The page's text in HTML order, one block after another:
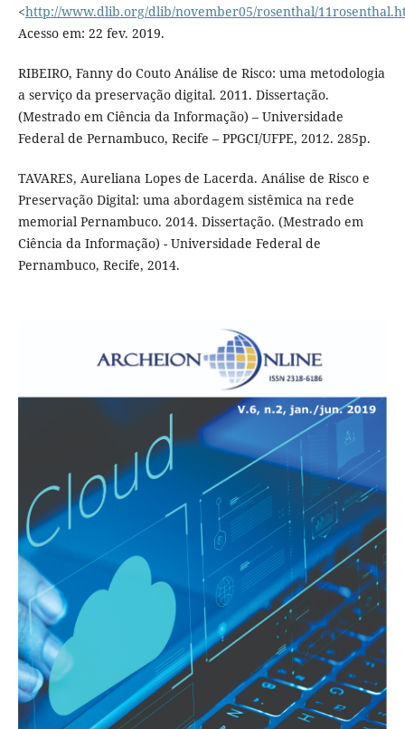
<http://www.dlib.org/dlib/november05/rosenthal/
Acesso em: 22 fev. 2019.
RIBEIRO, Fanny do Couto Análise de Risco: uma metodologia
a serviço da preservação digital. 2011. Dissertação.
(Mestrado em Ciência da Informação) – Universidade
Federal de Pernambuco, Recife – PPGCI/UFPE, 2012. 285p.
TAVARES, Aureliana Lopes de Lacerda. Análise de Risco e
Preservação Digital: uma abordagem sistêmica na rede
memorial Pernambuco. 2014. Dissertação. (Mestrado em
Ciência da Informação) - Universidade Federal de
Pernambuco, Recife, 2014.